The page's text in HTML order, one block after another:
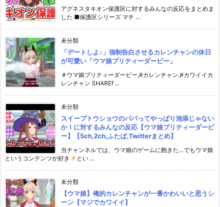
アグネスタキオン保護区に対するみんなの反応をまとめま
した ■保護区シリーズ マチ ...
未分類
「デートしよ♪」強制告白させるカレンチャンの休日
が可愛い「ウマ娘プリティーダービー」
＃ウマ娘プリティーダービー,#カレンチャン,#カワイイカ
レンチャン SHAREf ...
未分類
スイープトウショウのパパってやっぱり池添じゃない
か！に対するみんなの反応【ウマ娘プリティーダービ
ー】【5ch,2ch,ふたば,Twitterまとめ】
当チャンネルでは、ウマ娘のゲームに飽きた…でもウマ娘
というコンテンツが好き
とい ...
未分類
【ウマ娘】俺的カレンチャンが一番かわいいと思うシ
ーン【マジでカワイイ】